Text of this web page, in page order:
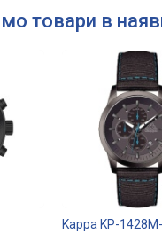
товари в
Kappa KP-